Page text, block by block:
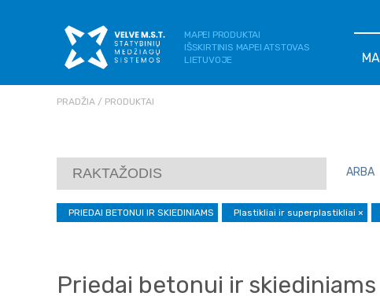
MAPEI PRODUKTAI
IŠSKIRTINIS MAPEI ATSTOVAS
LIETUVOJE
PRADŽIA PRODUKTAI
ARBA
PRIEDAI BETONUI IR SKIEDINIAMS Plastikliai ir superplastikliai ×
Priedai betonui ir skiediniams